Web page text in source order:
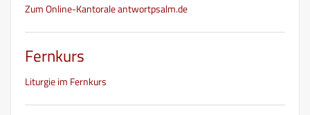
Zum Online-Kantorale antwortpsalm.de
Fernkurs
Liturgie im Fernkurs